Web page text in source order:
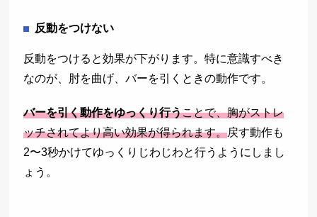
反動をつけない
反動をつけると効果が下がります。特に意識すべき
なのが、肘を曲げ、バーを引くときの動作です。
バーを引く動作をゆっくり行うことで、胸がストレ
ッチされてより高い効果が得られます。戻す動作も
2〜3秒かけてゆっくりじわじわと行うようにしまし
ょう。